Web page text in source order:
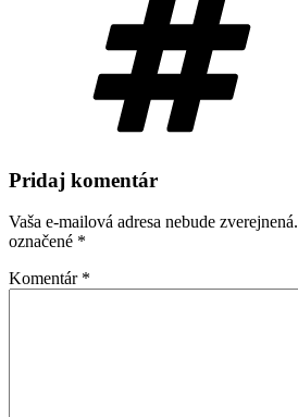
Pridaj komentár
Vaša e-mailová adresa nebude zverejnená.
označené *
Komentár *